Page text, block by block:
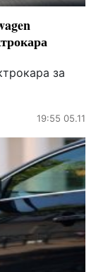
за
19:55 05.11